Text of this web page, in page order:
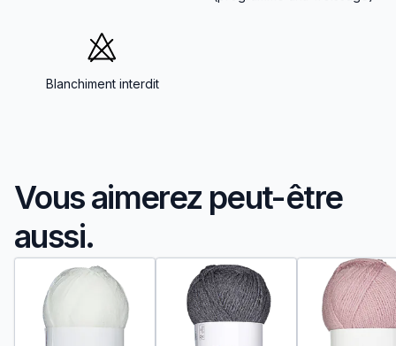
Blanchiment interdit
Vous aimerez peut-être
aussi.